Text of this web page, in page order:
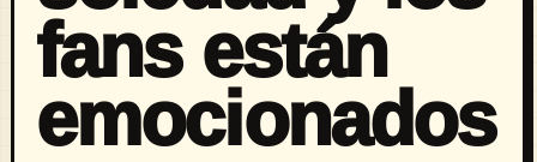
fans están
emocionados